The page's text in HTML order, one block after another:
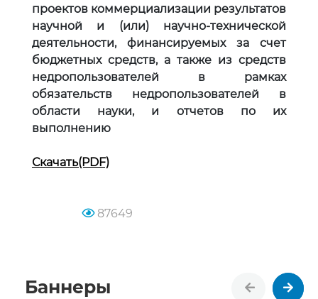
проектов коммерциализации результатов
научной и (или) научно-технической
деятельности, финансируемых за счет
бюджетных средств, а также из средств
недропользователей в рамках
обязательств недропользователей в
области науки, и отчетов по их
выполнению
Скачать(PDF)
87649
Баннеры